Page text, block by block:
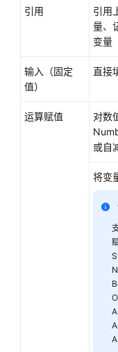
限
工
引用
引用
量、
变量
输入（固定
值）
直接
运算赋值
对数
或自
将变